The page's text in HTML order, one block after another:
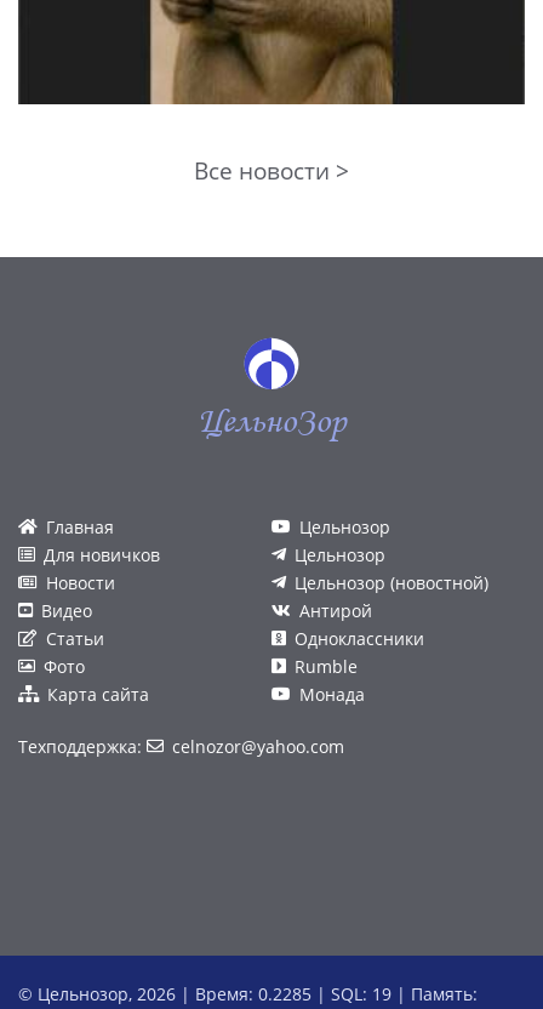
Все новости >
ЦельноЗор
Главная
Для новичков
Новости
Видео
Статьи
Фото
Карта сайта
Цельнозор
Цельнозор
Цельнозор (новостной)
Антирой
Одноклассники
Rumble
Монада
Техподдержка: celnozor@yahoo.com
© Цельнозор, 2026 | Время: 0.2285 | SQL: 19 | Память: